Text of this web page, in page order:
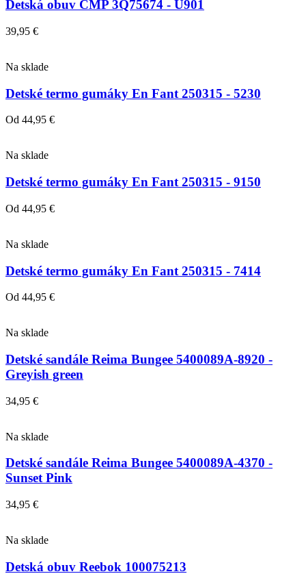
Detská obuv CMP 3Q75674 - U901
39,95 €
Na sklade
Detské termo gumáky En Fant 250315 - 5230
Od 44,95 €
Na sklade
Detské termo gumáky En Fant 250315 - 9150
Od 44,95 €
Na sklade
Detské termo gumáky En Fant 250315 - 7414
Od 44,95 €
Na sklade
Detské sandále Reima Bungee 5400089A-8920 -
Greyish green
34,95 €
Na sklade
Detské sandále Reima Bungee 5400089A-4370 -
Sunset Pink
34,95 €
Na sklade
Detská obuv Reebok 100075213